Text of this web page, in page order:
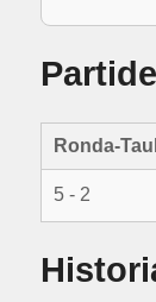
Ronda-
5 - 2